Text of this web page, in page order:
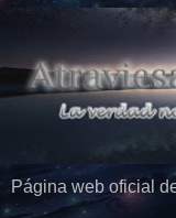
Página web oficial